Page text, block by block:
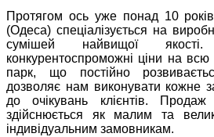
Протягом ось уже понад 10
(Одеса) спеціалізується на
сумішей найвищої
конкурентоспроможні ціни на
парк, що постійно
дозволяє нам виконувати кожне
до очікувань клієнтів. Продаж
здійснюється як малим та
індивідуальним замовникам.